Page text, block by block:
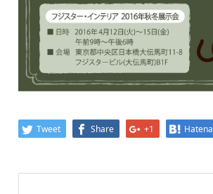
Tweet Share +1 Hatena